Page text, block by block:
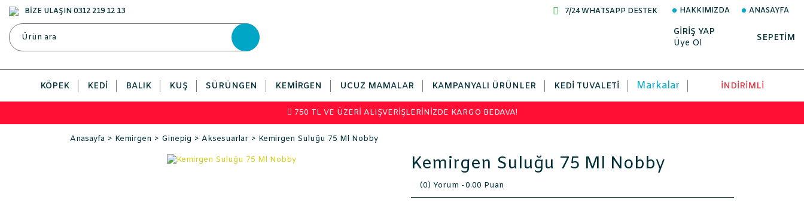
BİZE ULAŞIN 0312 219 12 13 7/24 WHATSAPP DESTEK HAKKIMIZDA ANASAYFA
GİRİŞ YAP
Üye Ol
SEPETİM
KÖPEK KEDI BALIK KUŞ SÜRÜNGEN KEMIRGEN UCUZ MAMALAR KAMPANYALI ÜRÜNLER KEDI TUVALETI Markalar İNDİRİMLİ
750 TL VE ÜZERİ ALIŞVERİŞLERİNİZDE KARGO BEDAVA!
Anasayfa Kemirgen Ginepig Aksesuarlar Kemirgen Suluğu 75 Ml Nobby
Kemirgen Suluğu 75 Ml Nobby
(0) Yorum -0.00 Puan